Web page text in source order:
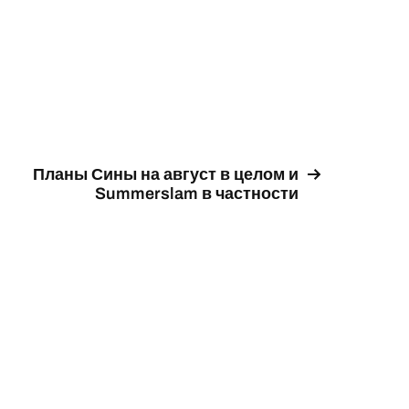
Планы Сины на август в целом и
Summerslam в частности